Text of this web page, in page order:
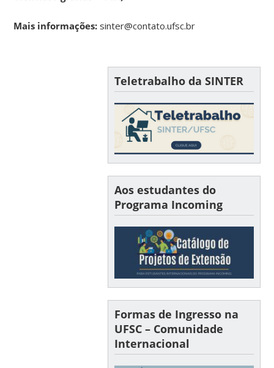
Mais informações: sinter@contato.ufsc.br
Teletrabalho da SINTER
Aos estudantes do
Programa Incoming
Formas de Ingresso na
UFSC – Comunidade
Internacional